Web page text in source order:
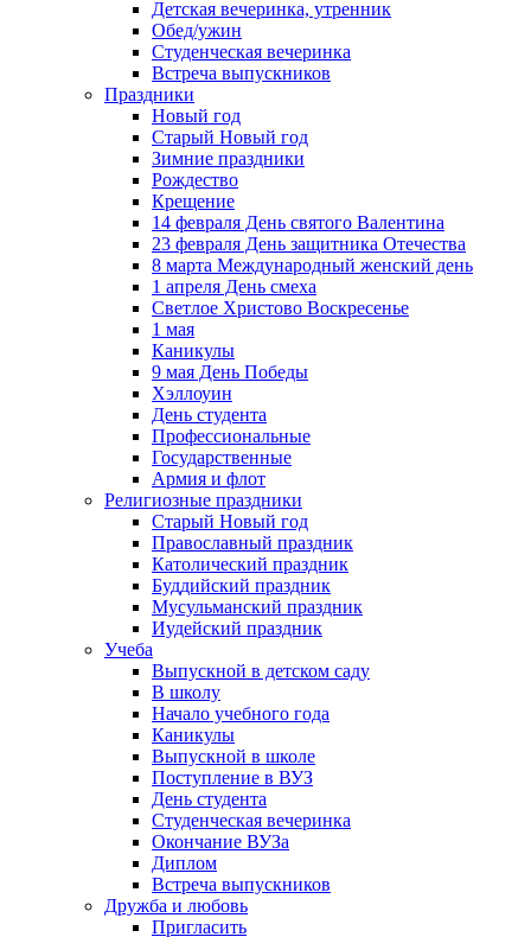
Детская вечеринка, утренник
Обед/ужин
Студенческая вечеринка
Встреча выпускников
Праздники
Новый год
Старый Новый год
Зимние праздники
Рождество
Крещение
14 февраля День святого Валентина
23 февраля День защитника Отечества
8 марта Международный женский день
1 апреля День смеха
Светлое Христово Воскресенье
1 мая
Каникулы
9 мая День Победы
Хэллоуин
День студента
Профессиональные
Государственные
Армия и флот
Религиозные праздники
Старый Новый год
Православный праздник
Католический праздник
Буддийский праздник
Мусульманский праздник
Иудейский праздник
Учеба
Выпускной в детском саду
В школу
Начало учебного года
Каникулы
Выпускной в школе
Поступление в ВУЗ
День студента
Студенческая вечеринка
Окончание ВУЗа
Диплом
Встреча выпускников
Дружба и любовь
Пригласить